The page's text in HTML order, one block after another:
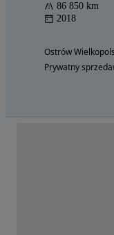
86 850 km
2018
Ostrów
Prywatny